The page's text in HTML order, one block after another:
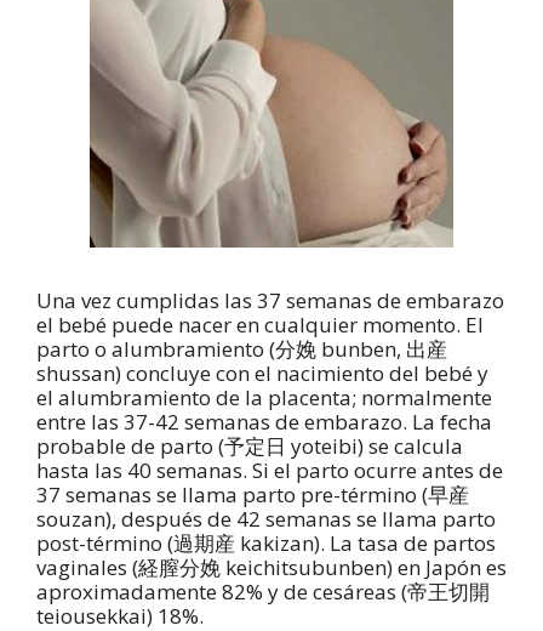
Una vez cumplidas las 37 semanas de embarazo
el bebé puede nacer en cualquier momento. El
parto o alumbramiento (分娩 bunben, 出産
shussan) concluye con el nacimiento del bebé y
el alumbramiento de la placenta; normalmente
entre las 37-42 semanas de embarazo. La fecha
probable de parto (予定日 yoteibi) se calcula
hasta las 40 semanas. Si el parto ocurre antes de
37 semanas se llama parto pre-término (早産
souzan), después de 42 semanas se llama parto
post-término (過期産 kakizan). La tasa de partos
vaginales (経膣分娩 keichitsubunben) en Japón es
aproximadamente 82% y de cesáreas (帝王切開
teiousekkai) 18%.